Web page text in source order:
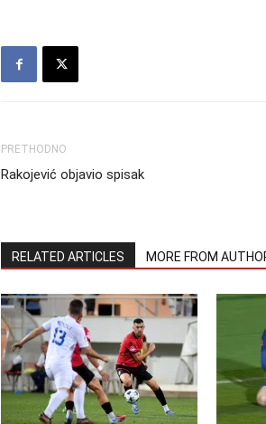
PRETHODNO
Rakojević objavio spisak
RELATED ARTICLES MORE FROM